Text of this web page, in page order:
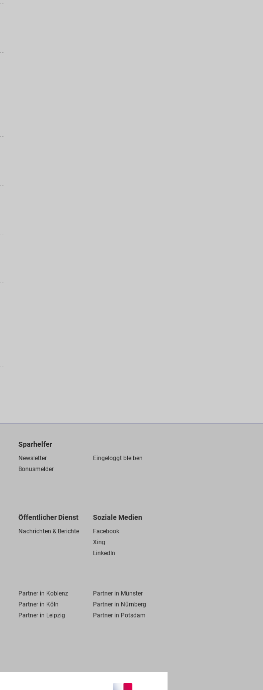
Sparhelfer
Newsletter
Eingeloggt bleiben
Bonusmelder
Öffentlicher Dienst
Nachrichten & Berichte
Soziale Medien
Facebook
Xing
LinkedIn
Partner in Koblenz
Partner in Münster
Partner in Köln
Partner in Nürnberg
Partner in Leipzig Partner in Potsdam